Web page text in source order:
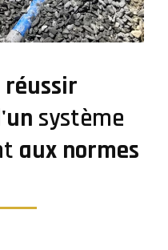
réussir
système
aux normes